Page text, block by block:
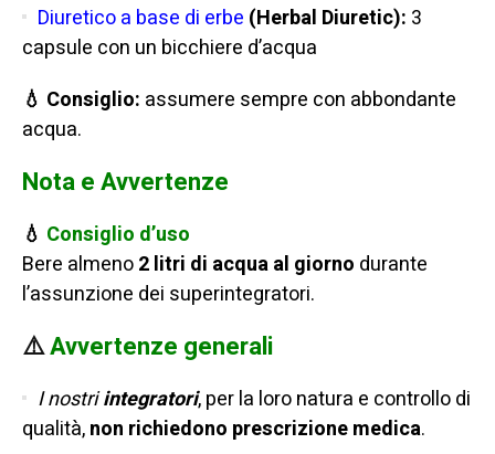
Diuretico a base di erbe (Herbal Diuretic): 3
capsule con un bicchiere d’acqua
💧 Consiglio: assumere sempre con abbondante
acqua.
Nota e Avvertenze
💧 Consiglio d’uso
Bere almeno2 litri di acqua al giorno durante
l’assunzione dei superintegratori.
⚠️Avvertenze generali
I nostriintegratori, per la loro natura e controllo di
qualità,non richiedono prescrizione medica.